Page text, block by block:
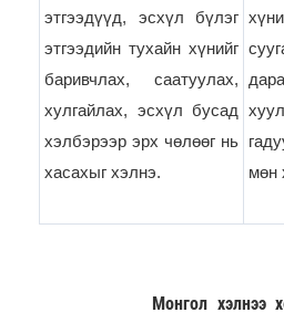
этгээдүүд, эсхүл бүлэг
этгээдийн тухайн хүнийг
баривчлах, саатуулах,
хулгайлах, эсхүл бусад
хэлбэрээр эрх чөлөөг нь
хасахыг хэлнэ.
мөн
Монгол хэлнээ